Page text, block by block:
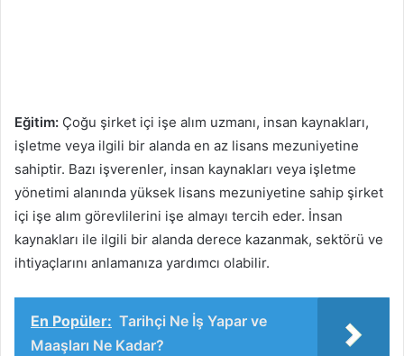
Eğitim: Çoğu şirket içi işe alım uzmanı, insan kaynakları,
işletme veya ilgili bir alanda en az lisans mezuniyetine
sahiptir. Bazı işverenler, insan kaynakları veya işletme
yönetimi alanında yüksek lisans mezuniyetine sahip şirket
içi işe alım görevlilerini işe almayı tercih eder. İnsan
kaynakları ile ilgili bir alanda derece kazanmak, sektörü ve
ihtiyaçlarını anlamanıza yardımcı olabilir.
En Popüler: Tarihçi Ne İş Yapar ve
Maaşları Ne Kadar?